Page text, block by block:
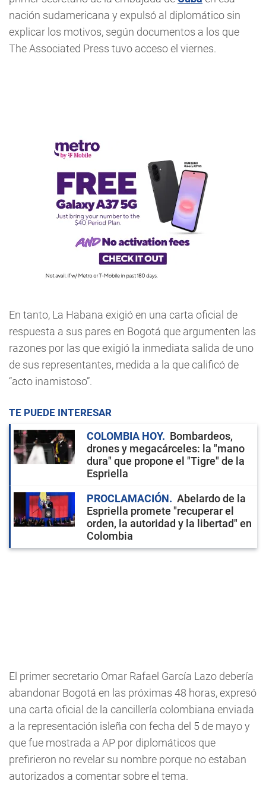
nación sudamericana y expulsó al diplomático sin
explicar los motivos, según documentos a los que
The Associated Press tuvo acceso el viernes.
En tanto, La Habana exigió en una carta oficial de
respuesta a sus pares en Bogotá que argumenten las
razones por las que exigió la inmediata salida de uno
de sus representantes, medida a la que calificó de
“acto inamistoso”.
TE PUEDE INTERESAR
COLOMBIA HOY
Bombardeos,
drones y megacárceles: la "mano
dura" que propone el "Tigre" de la
Espriella
PROCLAMACIÓN
Abelardo de la
Espriella promete "recuperar el
orden, la autoridad y la libertad" en
Colombia
El primer secretario Omar Rafael García Lazo debería
abandonar Bogotá en las próximas 48 horas, expresó
una carta oficial de la cancillería colombiana enviada
a la representación isleña con fecha del 5 de mayo y
que fue mostrada a AP por diplomáticos que
prefirieron no revelar su nombre porque no estaban
autorizados a comentar sobre el tema.